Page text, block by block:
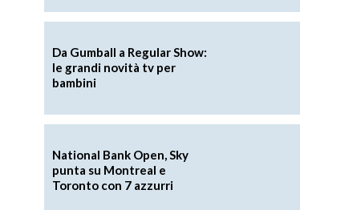
Da Gumball a Regular Show:
le grandi novità tv per
bambini
National Bank Open, Sky
punta su Montreal e
Toronto con 7 azzurri